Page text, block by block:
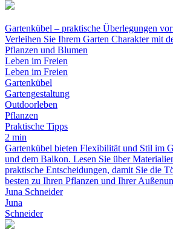
Gartenkübel – praktische Überlegungen
Verleihen Sie Ihrem Garten Charakter mit
Pflanzen und Blumen
Leben im Freien
Leben im Freien
Gartenkübel
Gartengestaltung
Outdoorleben
Pflanzen
Praktische Tipps
2 min
Gartenkübel bieten Flexibilität und Stil im
und dem Balkon. Lesen Sie über
praktische Entscheidungen, damit Sie die
besten zu Ihren Pflanzen und Ihrer
Juna Schneider
Juna
Schneider